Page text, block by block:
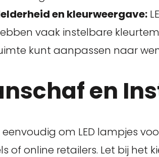
en kleurweergave:
vaak instelbare
kunt aanpassen naar
en
eenvoudig om LED lampjes
of online retailers. Let bij het